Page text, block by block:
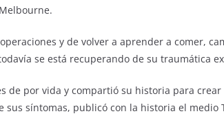
y de volver a aprender a comer,
se está recuperando de su traumática
de por vida y compartió su historia para
sus síntomas, publicó con la historia el medio